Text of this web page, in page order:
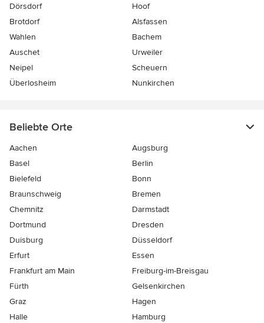
Dörsdorf
Hoof
Brotdorf
Alsfassen
Wahlen
Bachem
Auschet
Urweiler
Neipel
Scheuern
Überlosheim
Nunkirchen
Beliebte Orte
Aachen
Augsburg
Basel
Berlin
Bielefeld
Bonn
Braunschweig
Bremen
Chemnitz
Darmstadt
Dortmund
Dresden
Duisburg
Düsseldorf
Erfurt
Essen
Frankfurt am Main
Freiburg-im-Breisgau
Fürth
Gelsenkirchen
Graz
Hagen
Halle
Hamburg